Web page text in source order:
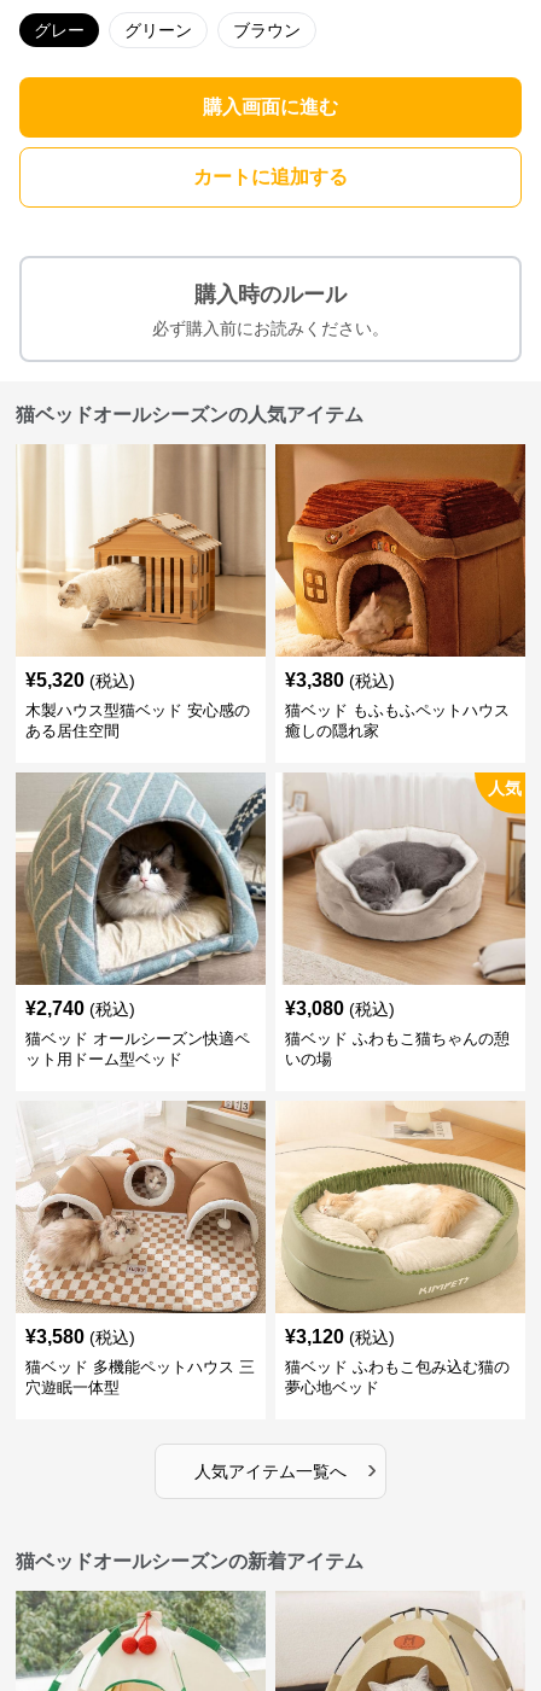
グレー グリーン ブラウン
購入画面に進む
カートに追加する
購入時のルール
必ず購入前にお読みください。
猫ベッドオールシーズンの人気アイテム
¥5,320 (税込)
木製ハウス型猫ベッド 安心感の
ある居住空間
¥3,380 (税込)
猫ベッド もふもふペットハウス
癒しの隠れ家
¥2,740 (税込)
猫ベッド オールシーズン快適ペ
ット用ドーム型ベッド
人気
¥3,080 (税込)
猫ベッド ふわもこ猫ちゃんの憩
いの場
¥3,580 (税込)
猫ベッド 多機能ペットハウス 三
穴遊眠一体型
¥3,120 (税込)
猫ベッド ふわもこ包み込む猫の
夢心地ベッド
人気アイテム一覧へ ›
猫ベッドオールシーズンの新着アイテム